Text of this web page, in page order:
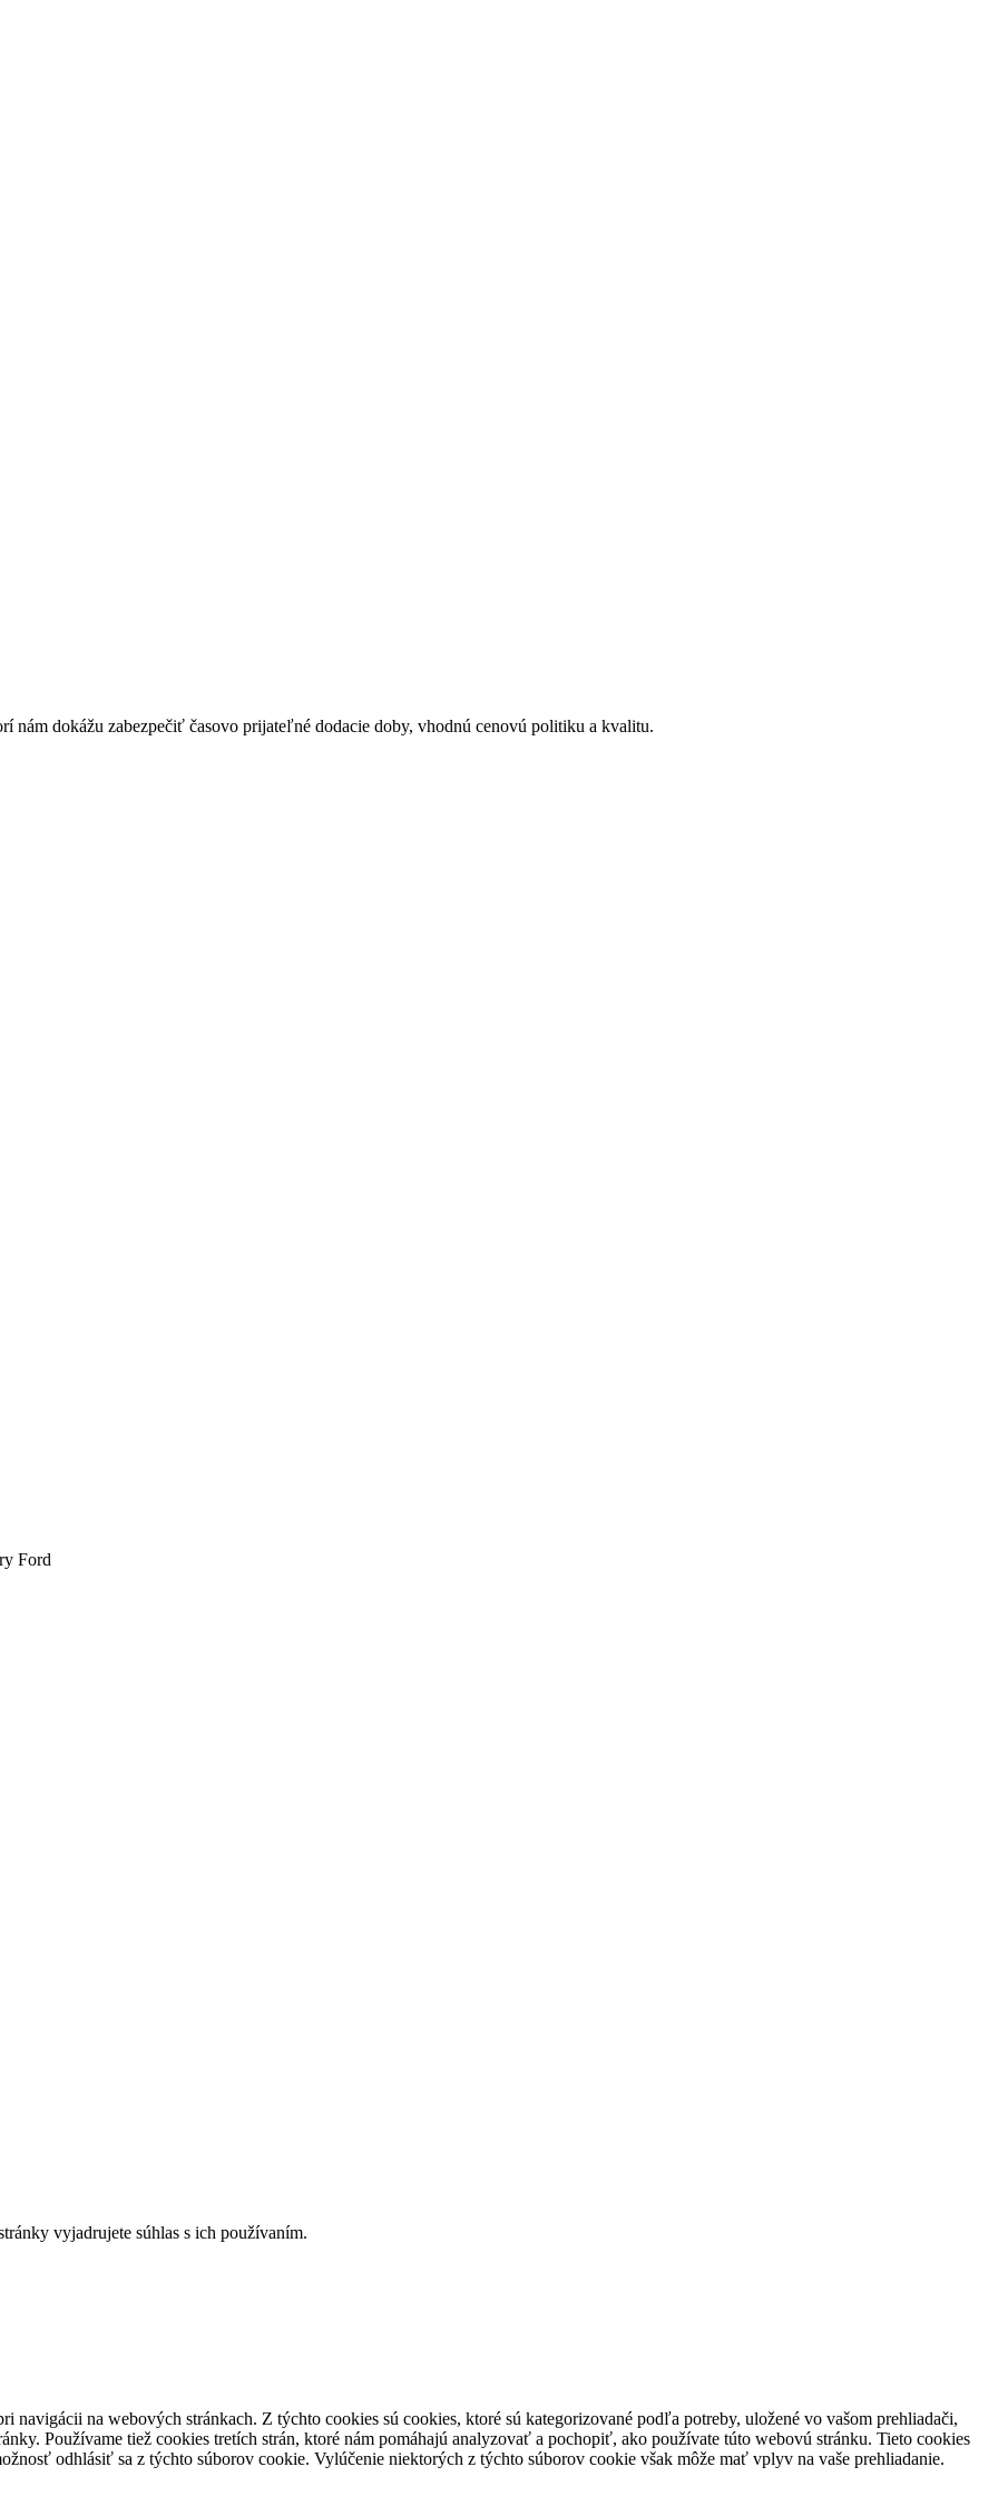
nám dokážu zabezpečiť časovo prijateľné dodacie doby, vhodnú cenovú politiku a kvalitu.
Ford
vyjadrujete súhlas s ich používaním.
navigácii na webových stránkach. Z týchto cookies sú cookies, ktoré sú kategorizované podľa potreby, uložené vo vašom prehliadači,
Používame tiež cookies tretích strán, ktoré nám pomáhajú analyzovať a pochopiť, ako používate túto webovú stránku. Tieto cookies
odhlásiť sa z týchto súborov cookie. Vylúčenie niektorých z týchto súborov cookie však môže mať vplyv na vaše prehliadanie.